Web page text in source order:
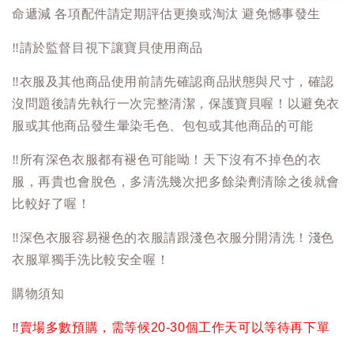
命遞減 各項配件請定期評估更換或淘汰 避免憾事發生
‼️請於監督目視下讓寶貝使用商品
‼️衣服及其他商品使用前請先確認商品狀態與尺寸，確認
沒問題後請先執行一次完整清潔，保護寶貝喔！以避免衣
服或其他商品發生暈染毛色、包包或其他商品的可能
‼️ 所有深色衣服都有褪色可能呦！天下沒有不掉色的衣
服，再貴也會脫色，多清洗幾次把多餘染劑清除之後就會
比較好了喔！
‼️深色衣服容易褪色的衣服請跟淺色衣服分開清洗！淺色
衣服單獨手洗比較安全喔！
購物須知
‼️賣場多數預購，需等候20-30個工作天可以等待再下單